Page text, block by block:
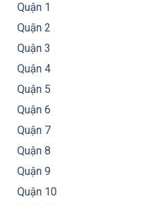
Quận 1
Quận 2
Quận 3
Quận 4
Quận 5
Quận 6
Quận 7
Quận 8
Quận 9
Quận 10